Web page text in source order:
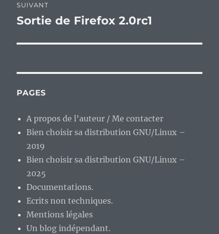
SUIVANT
Publication
Sortie de Firefox 2.0rc1
PAGES
A propos de l’auteur / Me contacter
Bien choisir sa distribution GNU/Linux –
2019
Bien choisir sa distribution GNU/Linux –
2025
Documentations.
Ecrits non techniques.
Mentions légales
Un blog indépendant.